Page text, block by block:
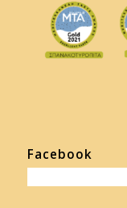
Facebook